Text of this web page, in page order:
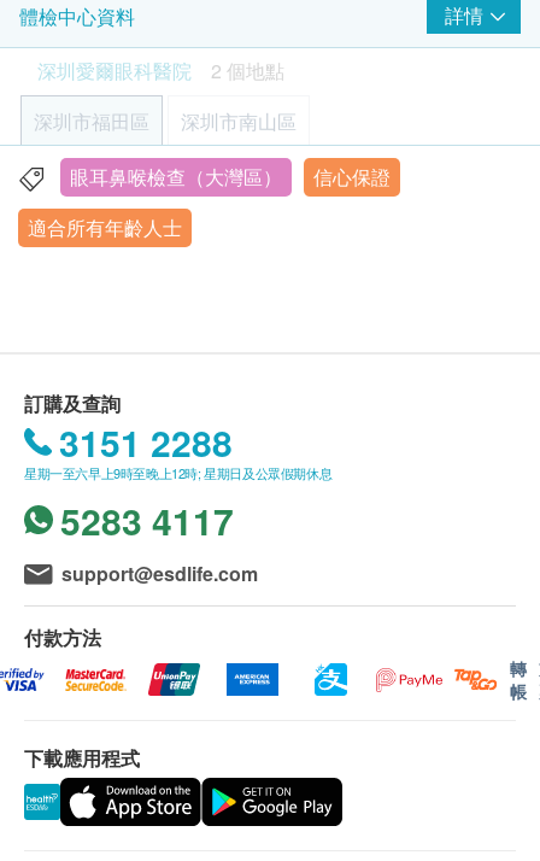
視網膜變薄、裂孔、黃斑病變等問題，早發現、早期
治療，避免病情惡化。
眼科醫院將在隨後1-2個工作日的辦公時間內，通
過電話或WhatsApp與客戶聯繫，確認預約檢查的
時間和地點。客戶也可至少提前1個工作天主動聯
絡深圳愛爾眼科醫院/深圳濱海愛爾眼科醫院進行
預約（聯絡電話：400-6609-120；微信：
18925293372）。
客戶必須在預約當天出示身分證明文件原件並列印
訂購確認信/出示成功付款電子郵件以確認身份，
圳愛爾眼科醫院/深圳濱海愛爾眼科醫院。
本套餐服務有效期限為1個月（自確認付款日期起
算），客戶必須在有效期限內完成檢查，逾期將視
為作廢。
如需粵語就診服務，請至少提前2個工作天告知客
外費用）。
二、檢查報告領取與講解服務說明
報告講解服務：完成套餐內各項檢查後，專科醫生
將為您提供一對一的專業講解，詳細分析檢查結
領取現場報告：檢查結束後，您可當場取得大部分
項目的檢查報告和醫師的初步解讀。
體檢中心資料
詳情
深圳愛爾眼科醫院
2 個地點
深圳市福田區
深圳市南山區
深圳市福田區南園街道華強南路2048號機械大廈主樓1-12
層
周一至周日 08:30-18:00
眼耳鼻喉檢查（大灣區）
信心保證
適合所有年齡人士
訂購及查詢
3151 2288
星期一至六早上9時至晚上12時; 星期日及公眾假期休息
5283 4117
support@esdlife.com
付款方法
轉
帳
下載應用程式